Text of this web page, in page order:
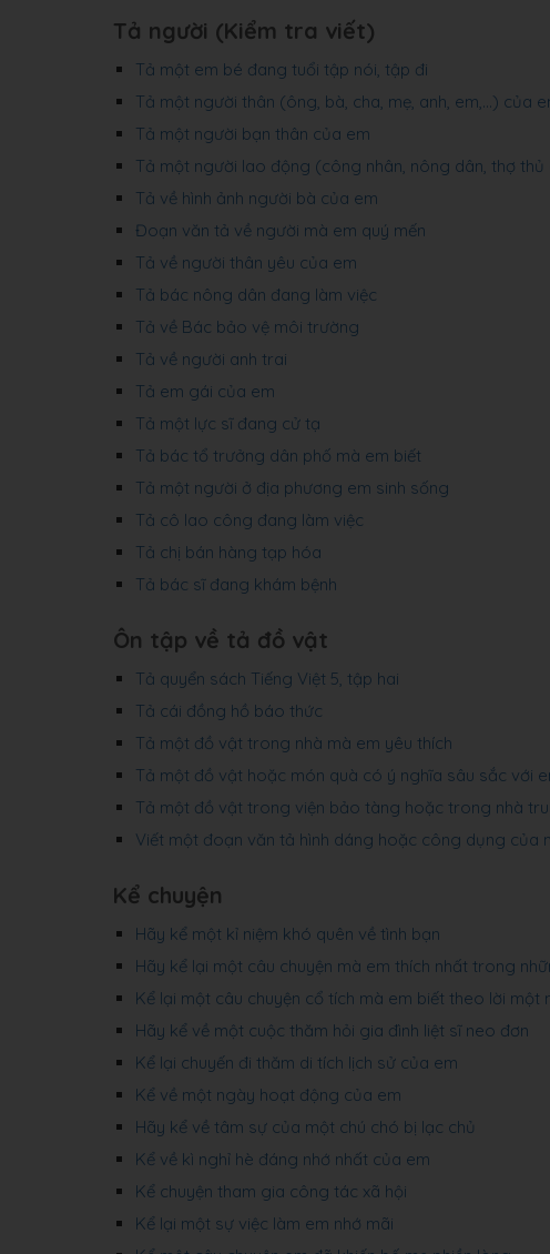
Tả người (Kiểm tra viết)
Tả một em bé đang tuổi tập nói, tập đi
Tả một người thân (ông, bà, cha, mẹ, anh, em,…) của
Tả một người bạn thân của em
Tả một người lao động (công nhân, nông dân, thợ
Tả về hình ảnh người bà của em
Đoạn văn tả về người mà em quý mến
Tả về người thân yêu của em
Tả bác nông dân đang làm việc
Tả về Bác bảo vệ môi trường
Tả về người anh trai
Tả em gái của em
Tả một lực sĩ đang cử tạ
Tả bác tổ trưởng dân phố mà em biết
Tả một người ở địa phương em sinh sống
Tả cô lao công đang làm việc
Tả chị bán hàng tạp hóa
Tả bác sĩ đang khám bệnh
Ôn tập về tả đồ vật
Tả quyển sách Tiếng Việt 5, tập hai
Tả cái đồng hồ báo thức
Tả một đồ vật trong nhà mà em yêu thích
Tả một đồ vật hoặc món quà có ý nghĩa sâu sắc với
Tả một đồ vật trong viện bảo tàng hoặc trong nhà
Viết một đoạn văn tả hình dáng hoặc công dụng của
Kể chuyện
Hãy kể một kỉ niệm khó quên về tình bạn
Hãy kể lại một câu chuyện mà em thích nhất trong
Kể lại một câu chuyện cổ tích mà em biết theo lời
Hãy kể về một cuộc thăm hỏi gia đình liệt sĩ neo đơn
Kể lại chuyến đi thăm di tích lịch sử của em
Kể về một ngày hoạt động của em
Hãy kể về tâm sự của một chú chó bị lạc chủ
Kể về kì nghỉ hè đáng nhớ nhất của em
Kể chuyện tham gia công tác xã hội
Kể lại một sự việc làm em nhớ mãi